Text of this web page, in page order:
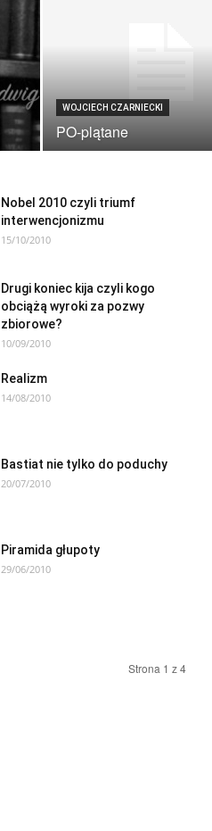
WOJCIECH CZARNIECKI
PO-plątane
Nobel 2010 czyli triumf
interwencjonizmu
15/10/2010
Drugi koniec kija czyli kogo
obciążą wyroki za pozwy
zbiorowe?
10/09/2010
Realizm
14/08/2010
Bastiat nie tylko do poduchy
20/07/2010
Piramida głupoty
29/06/2010
Strona 1 z 4